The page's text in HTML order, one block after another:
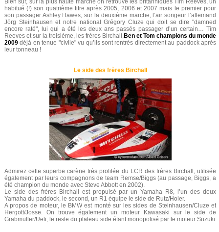
Bien sûr, sur la plus haute marche on retrouve les britanniques Tim Reeves, un
habitué (!) son quatrième titre après 2005, 2006 et 2007 mais le premier pour
son passager Ashley Hawes, sur la deuxième marche, l’air songeur l’allemand
Jörg Steinhausen et notre national Grégory Cluze qui doit se dire "damned
encore raté", lui qui a été les deux ans passés passager d’un certain… Tim
Reeves et sur la troisième, les frères Birchall,Ben et Tom champions du monde
2009 déjà en tenue "civile" vu qu’ils sont rentrés directement au paddock après
leur tonneau !
Le side des frères Birchall
Admirez cette superbe carène très profilée du LCR des frères Birchall, utilisée
également par leurs compagnons de team Remse/Biggs (au passage, Biggs, a
été champion du monde avec Steve Abbott en 2002).
Le side des frères Birchall est propulsé par un Yamaha R8, l’un des deux
Yamaha du paddock, le second, un R1 équipe le side de Rutz/Holer.
A propos de moteur, le BMW est monté sur les sides de Steinhausen/Cluze et
Hergott/Josse. On trouve également un moteur Kawasaki sur le side de
Grabmuller/Ueli, le reste du plateau side.étant monopolisé par le moteur Suzuki